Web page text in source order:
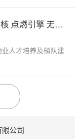
一轮轮的复习备
着冷静，基本发挥
力。最终，三个工
名，三等奖3名，优
司人力行政部及品
间组织各工种开展
统化的梳理和总
化分享，对标竞赛
，勿飞线充电。汽
罐装喷剂、香水、
品，定期检测更换
辆维护保养。不要
，烟头要及时放到
香时应注意用电安
，防止因长期通电
热的电蚊拍附近不
火、也不要在高温
组织奖”西安锦江物
龙荣获技能竞赛“一
国刚、谷展荣获技能
物业惠张瑜、张盼
强、贺鑫磊、李国
获技能竞赛“优秀
服务的时代，西安锦
和服务质量，西安
优秀项目经理”称
绩，表彰优秀，
年在物业管理行业
熠光辉的精英
江、齐瑞是西安锦
理的缩影，他们代
奋进、诚信奉献、
安锦江物业将以他
全体员工砥砺奋
激励赋能 凝聚内核 点燃引擎 无往不利
人才培养及梯队建
质量，有目的、有
培育，大力培养核
励赋能 凝聚内核 点
公司